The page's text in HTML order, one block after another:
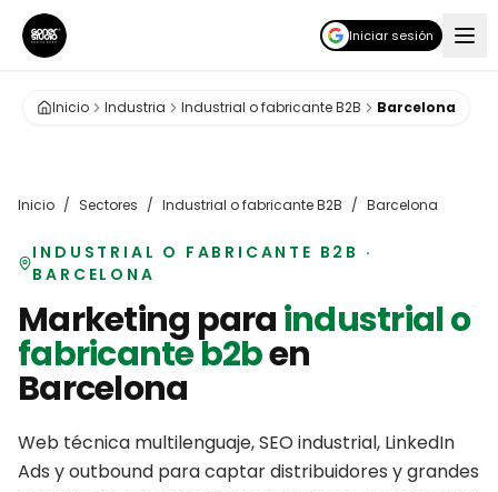
Iniciar sesión
Inicio Industria Industrial o fabricante B2B Barcelona
Inicio / Sectores / Industrial o fabricante B2B / Barcelona
INDUSTRIAL O FABRICANTE B2B ·
BARCELONA
Marketing paraindustrial o
fabricante b2ben
Barcelona
Web técnica multilenguaje, SEO industrial, LinkedIn
Ads y outbound para captar distribuidores y grandes